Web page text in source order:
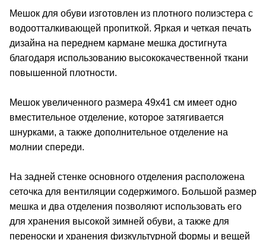
Мешок для обуви изготовлен из плотного полиэстера с
водоотталкивающей пропиткой. Яркая и четкая печать
дизайна на переднем кармане мешка достигнута
благодаря использованию высококачественной ткани
повышенной плотности.
Мешок увеличенного размера 49х41 см имеет одно
вместительное отделение, которое затягивается
шнурками, а также дополнительное отделение на
молнии спереди.
На задней стенке основного отделения расположена
сеточка для вентиляции содержимого. Большой размер
мешка и два отделения позволяют использовать его
для хранения высокой зимней обуви, а также для
переноски и хранения физкультурной формы и вещей